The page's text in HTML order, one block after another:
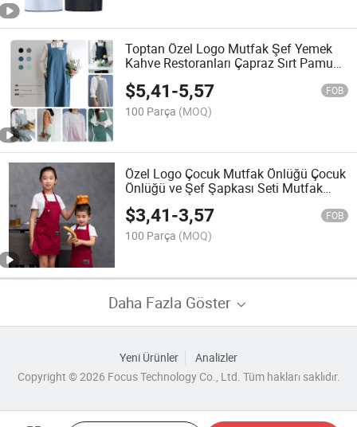
Toptan Özel Logo Mutfak Şef Yemek
Kahve Restoranları Çapraz Sırt Pamuk
$5,41-5,57 FOB
100 Parça (MOQ)
Özel Logo Çocuk Mutfak Önlüğü Çocuk
Önlüğü ve Şef Şapkası Seti Mutfak
Önlükleri
$3,41-3,57 FOB
100 Parça (MOQ)
Daha Fazla Göster
Yeni Ürünler
Analizler
Copyright © 2026 Focus Technology Co., Ltd. Tüm hakları saklıdır.